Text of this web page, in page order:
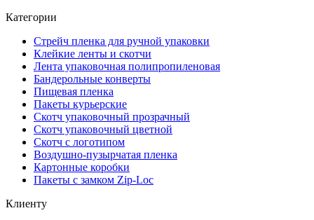
Категории
Стрейч пленка для ручной упаковки
Клейкие ленты и скотчи
Лента упаковочная полипропиленовая
Бандерольные конверты
Пищевая пленка
Пакеты курьерские
Cкотч упаковочный прозрачный
Скотч упаковочный цветной
Cкотч с логотипом
Воздушно-пузырчатая пленка
Картонные коробки
Пакеты с замком Zip-Loc
Клиенту